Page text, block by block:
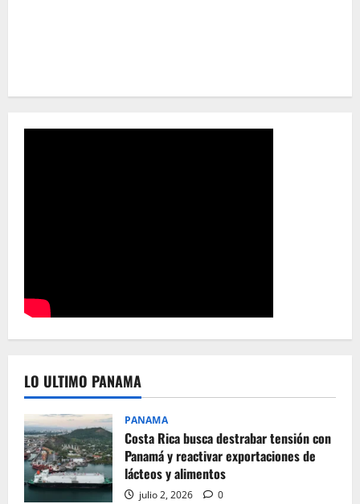
LO ULTIMO PANAMA
PANAMA
Costa Rica busca destrabar tensión con
Panamá y reactivar exportaciones de
lácteos y alimentos
julio 2, 2026 0